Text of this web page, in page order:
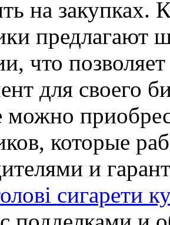
на закупках.
предлагают
что
для своего
можно
которые
и
сигарети